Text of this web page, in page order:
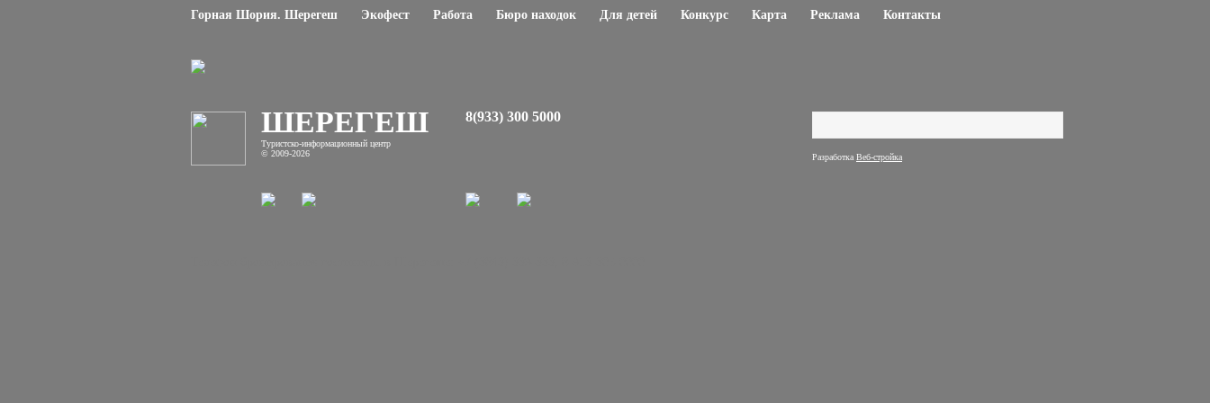
Горная Шория. Шерегеш Экофест Работа Бюро находок Для детей Конкурс Карта Реклама Контакты
ШЕРЕГЕШ
Туристско-информационный центр
© 2009-2026
8(933) 300 5000
Разработка Веб-стройка
Форма поиска